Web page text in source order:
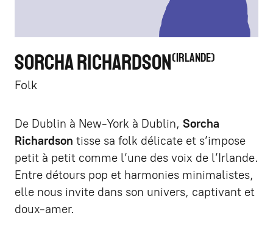
SORCHA RICHARDSON IRLANDE
Folk
De Dublin à New-York à Dublin, Sorcha
Richardson tisse sa folk délicate et s’impose
petit à petit comme l’une des voix de l’Irlande.
Entre détours pop et harmonies minimalistes,
elle nous invite dans son univers, captivant et
doux-amer.